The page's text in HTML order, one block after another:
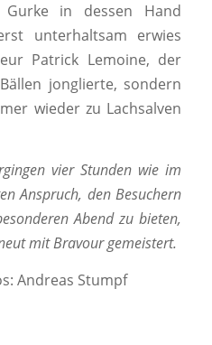
Gurke in dessen Hand
unterhaltsam erwies
Patrick Lemoine, der
jonglierte, sondern
wieder zu Lachsalven
vier Stunden wie im
Anspruch, den Besuchern
Abend zu bieten,
mit Bravour gemeistert.
Andreas Stumpf